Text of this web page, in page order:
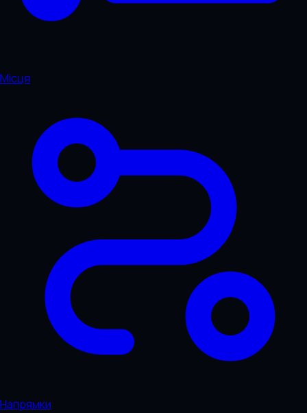
Місця
Напрямки